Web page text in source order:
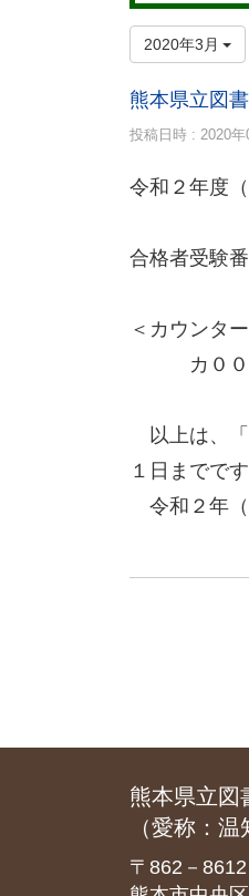
2020年3月
熊本県立図
投稿日時 : 2020
令和２年度
合格者受験
＜カウンタ
カ００
以上は、「
１日までです
令和２年（
熊本県立図
（愛称：温
〒862－8612